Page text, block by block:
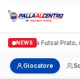
NEWS
Italgronda Futsal
Giocatore